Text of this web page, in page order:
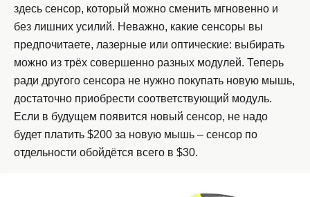
здесь сенсор, который можно сменить мгновенно и
без лишних усилий. Неважно, какие сенсоры вы
предпочитаете, лазерные или оптические: выбирать
можно из трёх совершенно разных модулей. Теперь
ради другого сенсора не нужно покупать новую мышь,
достаточно приобрести соответствующий модуль.
Если в будущем появится новый сенсор, не надо
будет платить $200 за новую мышь – сенсор по
отдельности обойдётся всего в $30.